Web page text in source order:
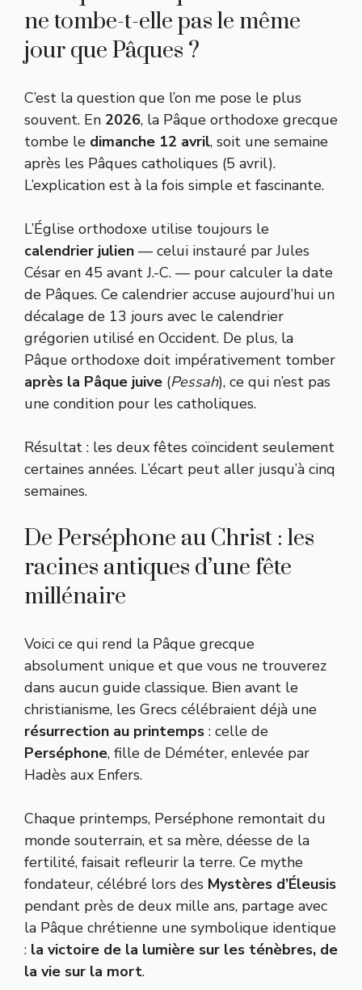
ne tombe-t-elle pas le même
jour que Pâques ?
C’est la question que l’on me pose le plus
souvent. En 2026, la Pâque orthodoxe grecque
tombe le dimanche 12 avril, soit une semaine
après les Pâques catholiques (5 avril).
L’explication est à la fois simple et fascinante.
L’Église orthodoxe utilise toujours le
calendrier julien — celui instauré par Jules
César en 45 avant J.-C. — pour calculer la date
de Pâques. Ce calendrier accuse aujourd’hui un
décalage de 13 jours avec le calendrier
grégorien utilisé en Occident. De plus, la
Pâque orthodoxe doit impérativement tomber
après la Pâque juive (Pessah), ce qui n’est pas
une condition pour les catholiques.
Résultat : les deux fêtes coïncident seulement
certaines années. L’écart peut aller jusqu’à cinq
semaines.
De Perséphone au Christ : les
racines antiques d’une fête
millénaire
Voici ce qui rend la Pâque grecque
absolument unique et que vous ne trouverez
dans aucun guide classique. Bien avant le
christianisme, les Grecs célébraient déjà une
résurrection au printemps : celle de
Perséphone, fille de Déméter, enlevée par
Hadès aux Enfers.
Chaque printemps, Perséphone remontait du
monde souterrain, et sa mère, déesse de la
fertilité, faisait refleurir la terre. Ce mythe
fondateur, célébré lors des Mystères d’Éleusis
pendant près de deux mille ans, partage avec
la Pâque chrétienne une symbolique identique
: la victoire de la lumière sur les ténèbres, de
la vie sur la mort.